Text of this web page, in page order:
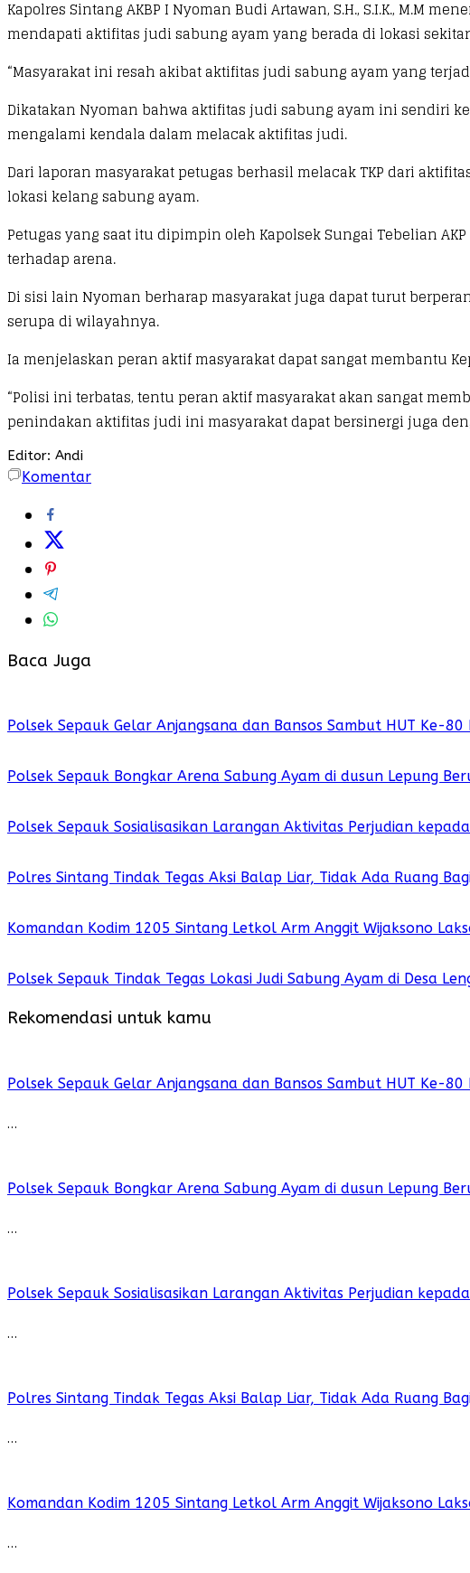
Kapolres Sintang AKBP I Nyoman Budi Artawan, S.H., S.I.K., M.M
mendapati aktifitas judi sabung ayam yang berada di lokasi
“Masyarakat ini resah akibat aktifitas judi sabung ayam yang
Dikatakan Nyoman bahwa aktifitas judi sabung ayam ini sendiri
mengalami kendala dalam melacak aktifitas judi.
Dari laporan masyarakat petugas berhasil melacak TKP dari
lokasi kelang sabung ayam.
Petugas yang saat itu dipimpin oleh Kapolsek Sungai Tebelian
terhadap arena.
Di sisi lain Nyoman berharap masyarakat juga dapat turut
serupa di wilayahnya.
Ia menjelaskan peran aktif masyarakat dapat sangat membantu
“Polisi ini terbatas, tentu peran aktif masyarakat akan sangat
penindakan aktifitas judi ini masyarakat dapat bersinergi juga
Editor: Andi
Komentar
Baca Juga
Polsek Sepauk Gelar Anjangsana dan Bansos Sambut HUT Ke-
Polsek Sepauk Bongkar Arena Sabung Ayam di dusun Lepung
Polsek Sepauk Sosialisasikan Larangan Aktivitas Perjudian
Polres Sintang Tindak Tegas Aksi Balap Liar, Tidak Ada Ruang
Komandan Kodim 1205 Sintang Letkol Arm Anggit Wijaksono
Polsek Sepauk Tindak Tegas Lokasi Judi Sabung Ayam di Desa
Rekomendasi untuk kamu
Polsek Sepauk Gelar Anjangsana dan Bansos Sambut HUT Ke-
…
Polsek Sepauk Bongkar Arena Sabung Ayam di dusun Lepung
…
Polsek Sepauk Sosialisasikan Larangan Aktivitas Perjudian
…
Polres Sintang Tindak Tegas Aksi Balap Liar, Tidak Ada Ruang
…
Komandan Kodim 1205 Sintang Letkol Arm Anggit Wijaksono
…